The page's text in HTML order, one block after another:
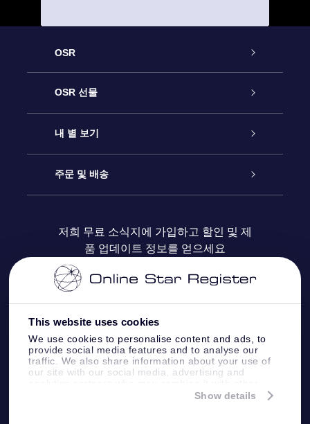
This website uses cookies
We use cookies to personalise content and ads, to
provide social media features and to analyse our
traffic. We also share information about your use of
our site with our social media, advertising and
information that you’ve provided to them or that
Show details
OSR
고객 서비스
연락처
블로그
OSR 선물
온라인 별 선물
OSR 선물 팩
OSR 상품권
기업 선물
내 별 보기
Star Register
맞춤 별 페이지
One Million Stars
Fly me to the stars VR 앱
주문 및 배송
결제 정보
배송 정보
환불 정책
별자리
저희 무료 소식지에 가입하고 할인 및 제
품 업데이트 정보를 얻으세요